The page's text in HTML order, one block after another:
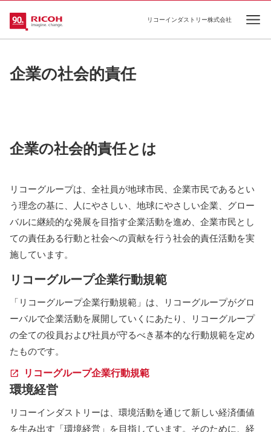
リコーインダストリー株式会社
企業の社会的責任
企業の社会的責任とは
リコーグループは、全社員が地球市民、企業市民であるとい
う理念の基に、人にやさしい、地球にやさしい企業、グロー
バルに継続的な発展を目指す企業活動を進め、企業市民とし
ての責任ある行動と社会への貢献を行う社会的責任活動を実
施しています。
リコーグループ企業行動規範
「リコーグループ企業行動規範」は、リコーグループがグロ
ーバルで企業活動を展開していくにあたり、リコーグループ
の全ての役員および社員が守るべき基本的な行動規範を定め
たものです。
リコーグループ企業行動規範
環境経営
リコーインダストリーは、環境活動を通じて新しい経済価値
を生み出す「環境経営」を目指しています。そのために、経